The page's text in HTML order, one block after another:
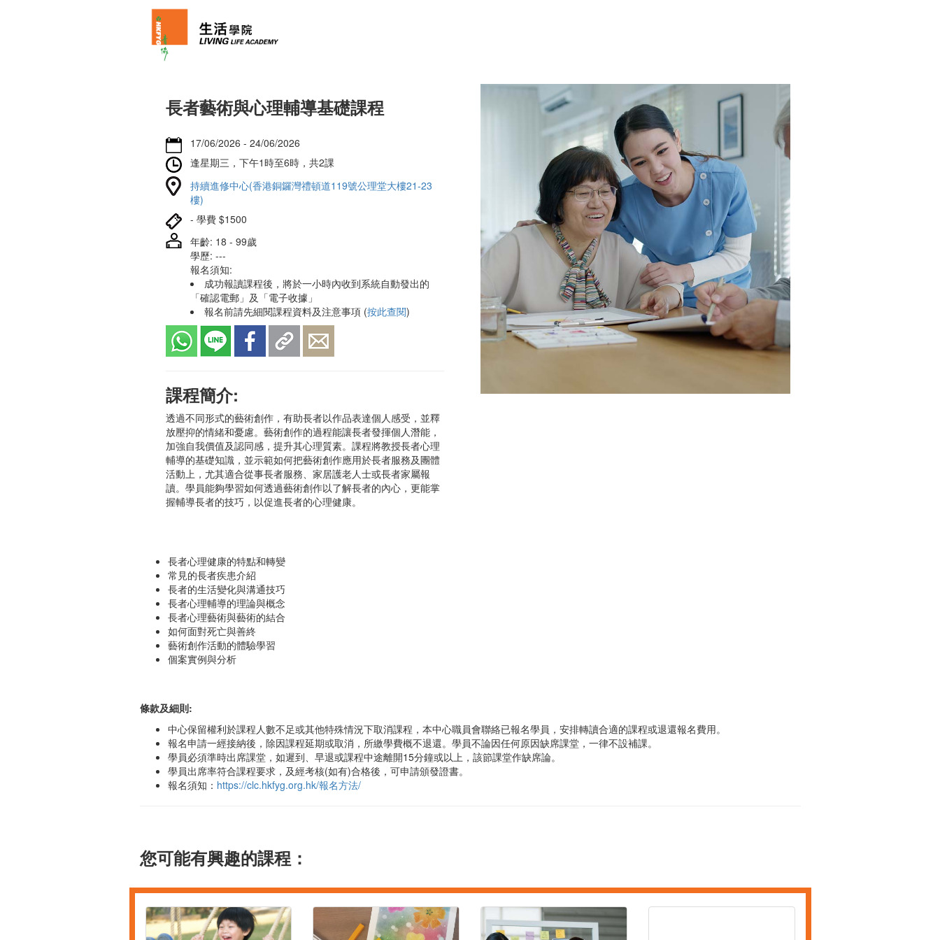
長者藝術與心理輔導基礎課程
17/06/2026 - 24/06/2026
逢星期三，下午1時至6時，共2課
持續進修中心(香港銅鑼灣禮頓道119號公理堂大樓21-23
樓)
- 學費 $1500
年齡: 18 - 99歲
學歷: ---
報名須知:
成功報讀課程後，將於一小時內收到系統自動發出的
「確認電郵」及「電子收據」
報名前請先細閱課程資料及注意事項 (按此查閱)
課程簡介:
透過不同形式的藝術創作，有助長者以作品表達個人感受，並釋
放壓抑的情緒和憂慮。藝術創作的過程能讓長者發揮個人潛能，
加強自我價值及認同感，提升其心理質素。課程將教授長者心理
輔導的基礎知識，並示範如何把藝術創作應用於長者服務及團體
活動上，尤其適合從事長者服務、家居護老人士或長者家屬報
讀。學員能夠學習如何透過藝術創作以了解長者的內心，更能掌
握輔導長者的技巧，以促進長者的心理健康。
長者心理健康的特點和轉變
常見的長者疾患介紹
長者的生活變化與溝通技巧
長者心理輔導的理論與概念
長者心理藝術與藝術的結合
如何面對死亡與善終
藝術創作活動的體驗學習
個案實例與分析
條款及細則:
中心保留權利於課程人數不足或其他特殊情況下取消課程，本中心職員會聯絡已報名學員，安排轉讀合適的課程或退還報名費用。
報名申請一經接納後，除因課程延期或取消，所繳學費概不退還。學員不論因任何原因缺席課堂，一律不設補課。
學員必須準時出席課堂，如遲到、早退或課程中途離開15分鐘或以上，該節課堂作缺席論。
學員出席率符合課程要求，及經考核(如有)合格後，可申請頒發證書。
報名須知： https://clc.hkfyg.org.hk/報名方法/
您可能有興趣的課程：